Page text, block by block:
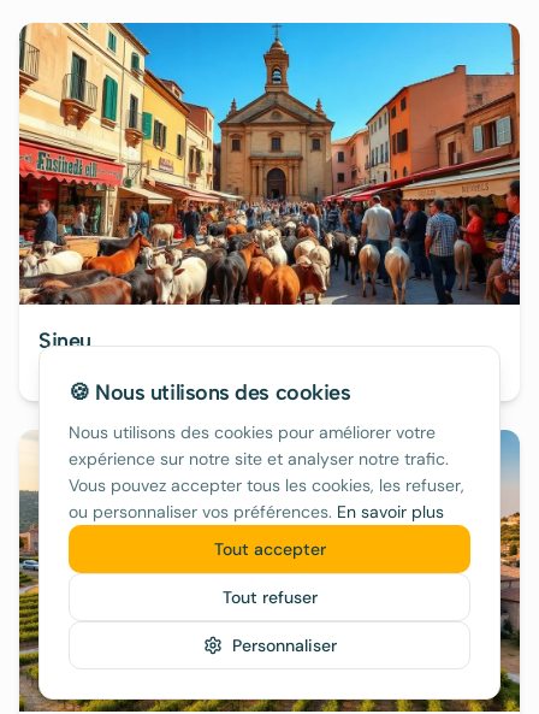
Sineu
🍪 Nous utilisons des cookies
Nous utilisons des cookies pour améliorer votre
expérience sur notre site et analyser notre trafic.
Vous pouvez accepter tous les cookies, les refuser,
ou personnaliser vos préférences. En savoir plus
Personnaliser
Tout refuser
Tout accepter